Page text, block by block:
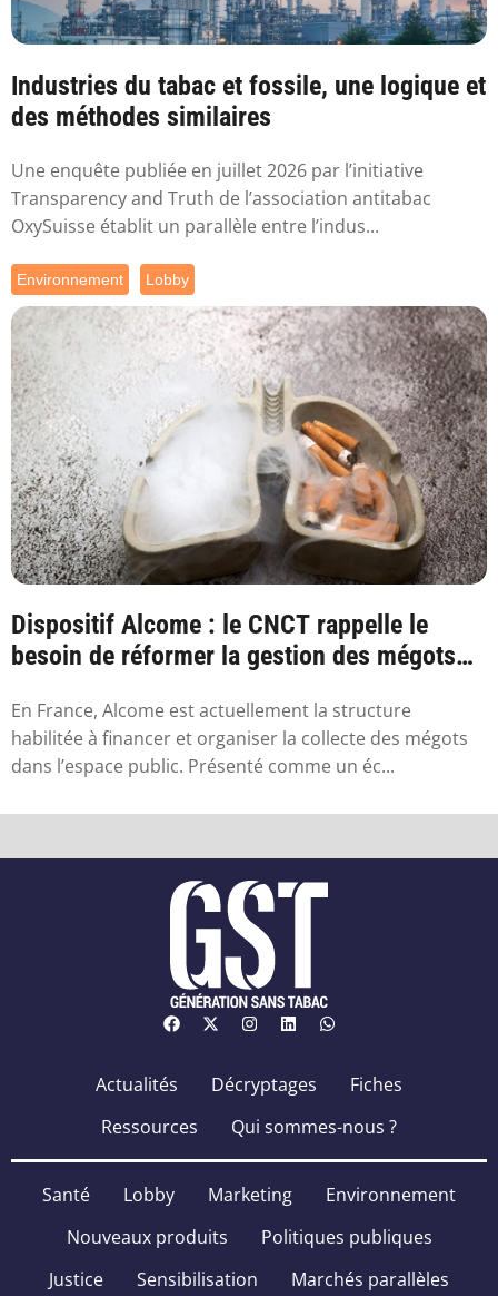
Industries du tabac et fossile, une logique et
des méthodes similaires
Une enquête publiée en juillet 2026 par l’initiative
Transparency and Truth de l’association antitabac
OxySuisse établit un parallèle entre l’indus...
Environnement Lobby
Dispositif Alcome : le CNCT rappelle le
besoin de réformer la gestion des mégots
En France, Alcome est actuellement la structure
habilitée à financer et organiser la collecte des mégots
dans l’espace public. Présenté comme un éc...
Actualités Décryptages
Fiches
Ressources
Qui sommes-nous ?
Santé Lobby Marketing
Environnement
Nouveaux produits
Politiques publiques
Justice
Sensibilisation Marchés parallèles